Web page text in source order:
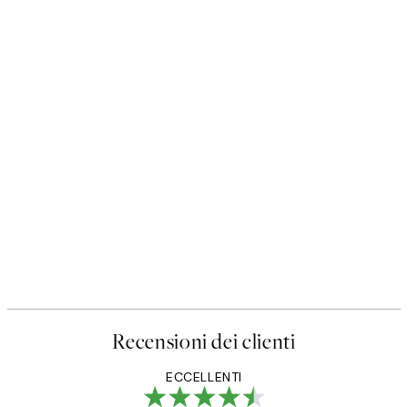
Recensioni dei clienti
ECCELLENTI